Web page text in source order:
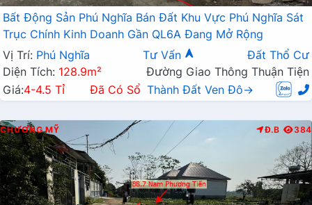
Bất Động Sản Phú Nghĩa Bán Đất Khu Vực Phú Nghĩa Sát
Trục Chính Kinh Doanh Gần QL6A Đang Mở Rộng
Vị Trí: Phú Nghĩa Tư Vấn
Đất Thổ Cư
Diện Tích: 128.9m²
Đường Giao Thông Thuận Tiện
Giá:4-4.5 Tỉ Đã Có Sổ Thành Đất Ven Đô→
CHƯƠNG MỸ Đ.B 384